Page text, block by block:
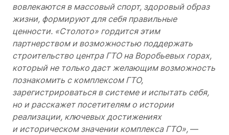
вовлекаются в массовый спорт, здоровый образ
жизни, формируют для себя правильные
ценности. «Столото» гордится этим
партнерством и возможностью поддержать
строительство центра ГТО на Воробьевых горах,
который не только даст желающим возможность
познакомить с комплексом ГТО,
зарегистрироваться в системе и испытать себя,
но и расскажет посетителям о истории
реализации, ключевых достижениях
и историческом значении комплекса ГТО», —